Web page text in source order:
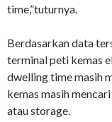
time,”tuturnya.
Berdasarkan data
terminal peti kemas
dwelling time masih
kemas masih
atau storage.